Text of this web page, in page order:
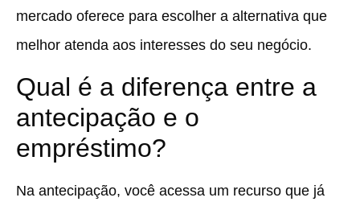
mercado oferece para escolher a alternativa que
melhor atenda aos interesses do seu negócio.
Qual é a diferença entre a
antecipação e o
empréstimo?
Na antecipação, você acessa um recurso que já